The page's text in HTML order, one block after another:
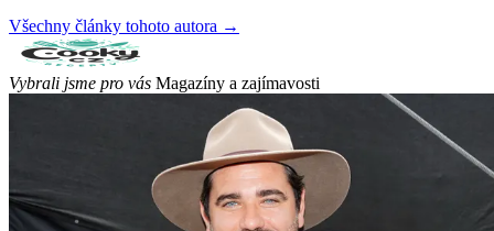
Všechny články tohoto autora →
Vybrali jsme pro vás Magazíny a zajímavosti